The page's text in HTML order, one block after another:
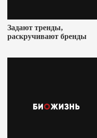
Задают тренды,
раскручивают бренды